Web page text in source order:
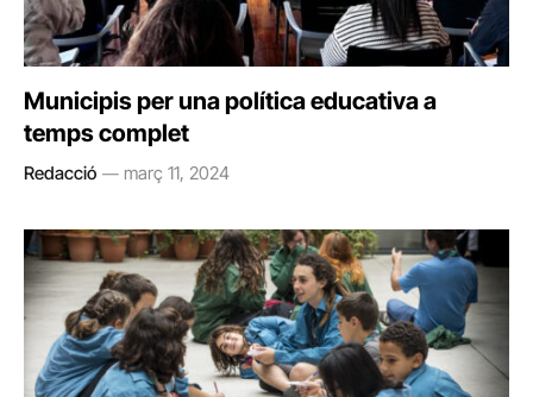
Municipis per una política educativa a
temps complet
Redacció març 11, 2024